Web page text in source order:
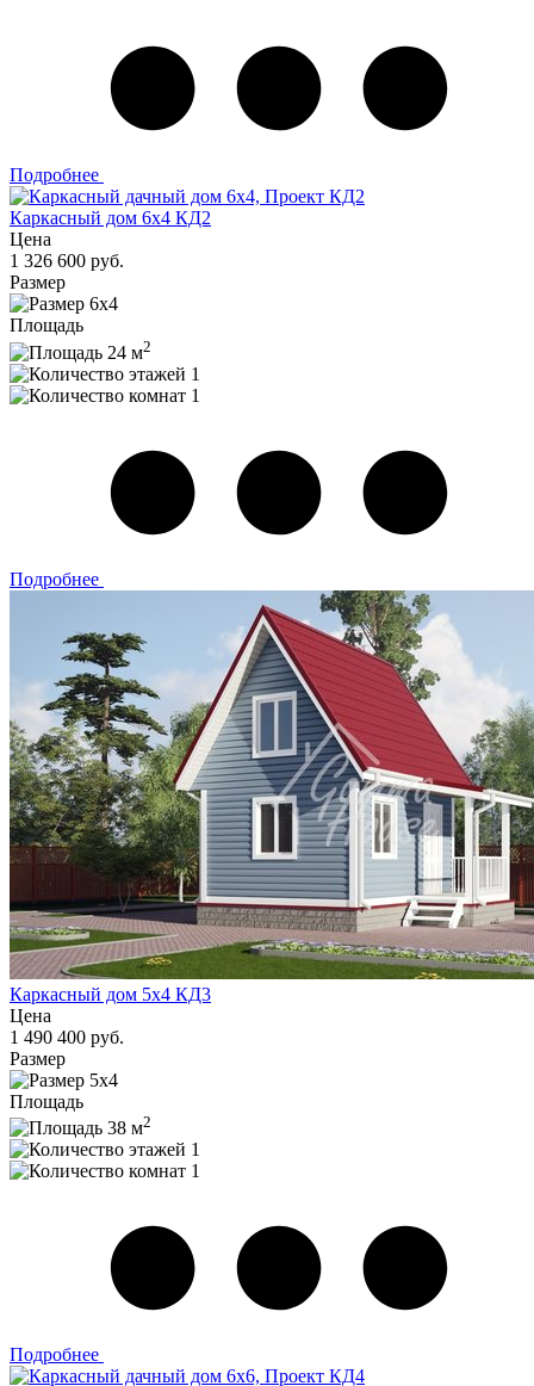
Подробнее
Каркасный дом 6x4 КД2
Цена
1 326 600 руб.
Размер
6x4
Площадь
24 м2
1
1
Подробнее
Каркасный дом 5x4 КД3
Цена
1 490 400 руб.
Размер
5x4
Площадь
38 м2
1
1
Подробнее